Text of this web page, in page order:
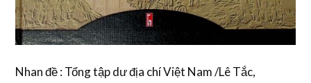
Nhan đề : Tổng tập dư địa chí Việt Nam /Lê Tắc,